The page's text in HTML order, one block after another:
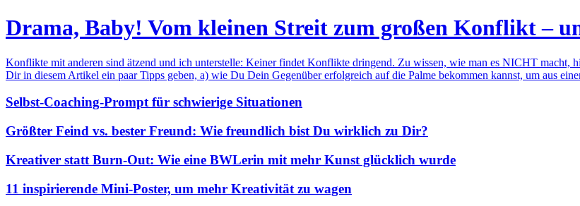
Drama, Baby! Vom kleinen Streit zum großen Konflikt –
Konflikte mit anderen sind ätzend und ich unterstelle: Keiner findet Konflikte dringend. Zu wissen, wie man es NICHT macht,
Dir in diesem Artikel ein paar Tipps geben, a) wie Du Dein Gegenüber erfolgreich auf die Palme bekommen kannst, um aus
Selbst-Coaching-Prompt für schwierige Situationen
Größter Feind vs. bester Freund: Wie freundlich bist Du wirklich zu Dir?
Kreativer statt Burn-Out: Wie eine BWLerin mit mehr Kunst glücklich wurde
11 inspirierende Mini-Poster, um mehr Kreativität zu wagen